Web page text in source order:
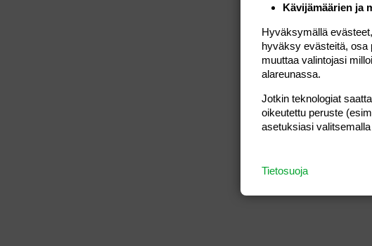
Kävijämäärien ja
Hyväksymällä
hyväksy evästeitä, osa
muuttaa valintojasi
alareunassa.
Jotkin teknologiat
oikeutettu peruste
asetuksiasi
Tietosuoja